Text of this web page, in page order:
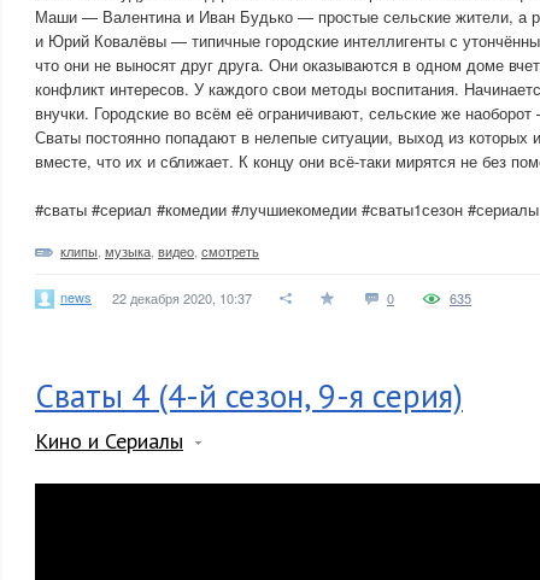
Маши — Валентина и Иван Будько — простые сельские жители, а
и Юрий Ковалёвы — типичные городские интеллигенты с
что они не выносят друг друга. Они оказываются в одном доме
конфликт интересов. У каждого свои методы воспитания.
внучки. Городские во всём её ограничивают, сельские же
Сваты постоянно попадают в нелепые ситуации, выход из которых
вместе, что их и сближает. К концу они всё-таки мирятся не без
#сваты #сериал #комедии #лучшиекомедии #сваты1сезон
клипы музыка видео смотреть
news 22 декабря 2020, 10:37 0 635
Сваты 4 (4-й сезон, 9-я серия)
Кино и Сериалы